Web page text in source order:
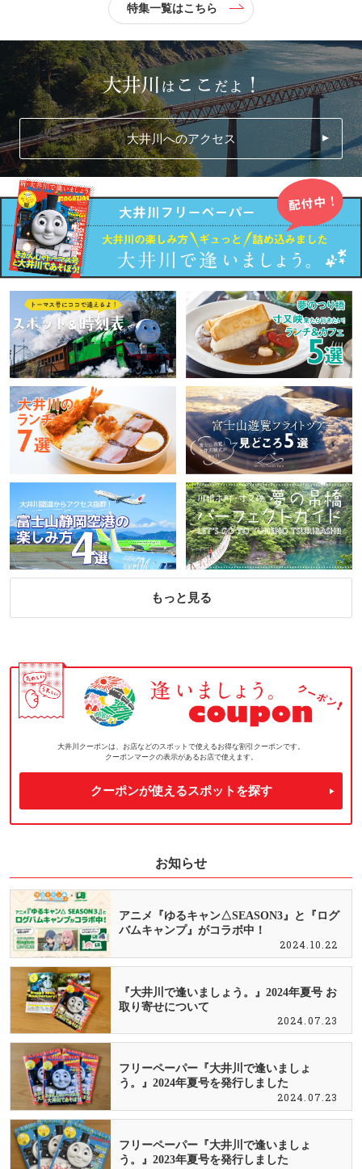
特集一覧はこちら
大井川へのアクセス
もっと見る
大井川クーポンは、お店などのスポットで使えるお得な割引クーポンです。
クーポンマークの表示があるお店で使えます。
クーポンが使えるスポットを探す
お知らせ
アニメ『ゆるキャン△SEASON3』と『ログ
バムキャンプ』がコラボ中！
2024.10.22
『大井川で逢いましょう。』2024年夏号 お
取り寄せについて
2024.07.23
フリーペーパー『大井川で逢いましょ
う。』2024年夏号を発行しました
2024.07.23
フリーペーパー『大井川で逢いましょ
う。』2023年夏号を発行しました